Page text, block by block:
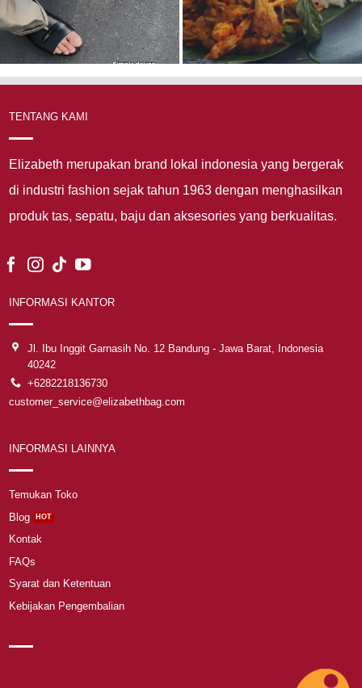
TENTANG KAMI
Elizabeth merupakan brand lokal indonesia yang bergerak
di industri fashion sejak tahun 1963 dengan menghasilkan
produk tas, sepatu, baju dan aksesories yang berkualitas.
INFORMASI KANTOR
Jl. Ibu Inggit Garnasih No. 12 Bandung - Jawa Barat, Indonesia
40242
+6282218136730
customer_service@elizabethbag.com
INFORMASI LAINNYA
Temukan Toko
Blog
Kontak
FAQs
Syarat dan Ketentuan
Kebijakan Pengembalian